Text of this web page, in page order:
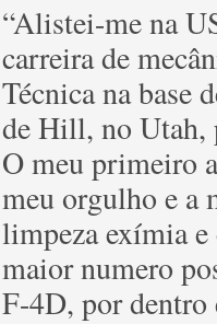
“Alistei-me na
carreira de
Técnica na base
de Hill, no
O meu primeiro
meu orgulho e a
limpeza exímia
maior numero
F-4D, por